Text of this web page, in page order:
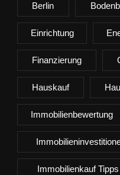
Berlin
Einrichtung
Finanzierung
Hauskauf
Immobilienbewertung
Immobilienkauf Tipps